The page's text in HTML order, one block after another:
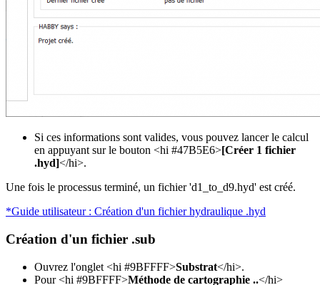
Si ces informations sont valides, vous pouvez lancer le calcul
en appuyant sur le bouton <hi #47B5E6>[Créer 1 fichier
.hyd]</hi>.
Une fois le processus terminé, un fichier 'd1_to_d9.hyd' est créé.
*Guide utilisateur : Création d'un fichier hydraulique .hyd
Création d'un fichier .sub
Ouvrez l'onglet <hi #9BFFFF>Substrat</hi>.
Pour <hi #9BFFFF>Méthode de cartographie ..</hi>